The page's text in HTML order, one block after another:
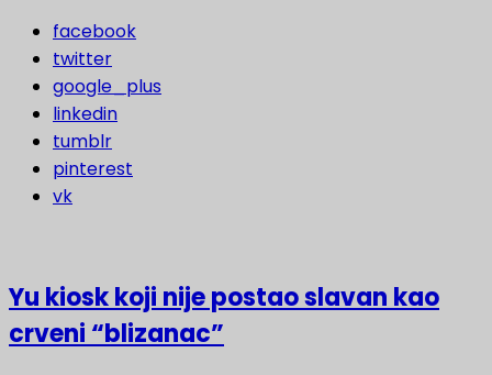
facebook
twitter
google_plus
linkedin
tumblr
pinterest
vk
Yu kiosk koji nije postao slavan kao
crveni “blizanac”